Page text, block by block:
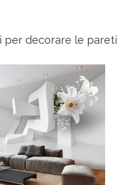
per decorare le pareti